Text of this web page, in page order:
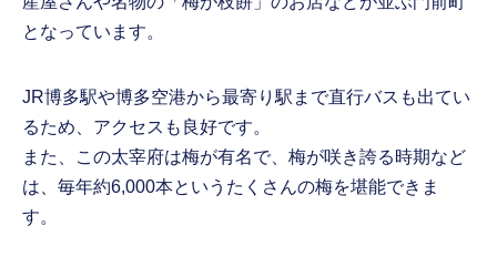
となっています。
JR博多駅や博多空港から最寄り駅まで直行バスも出てい
るため、アクセスも良好です。
また、この太宰府は梅が有名で、梅が咲き誇る時期など
は、毎年約6,000本というたくさんの梅を堪能できま
す。